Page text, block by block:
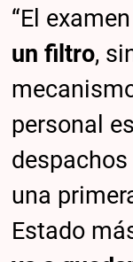
“El examen
un filtro,
personal
una
Estado